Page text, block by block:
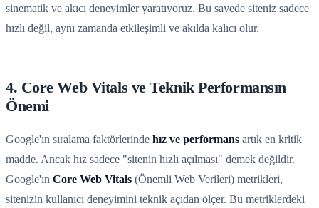
sinematik ve akıcı deneyimler yaratıyoruz. Bu sayede siteniz sadece
hızlı değil, aynı zamanda etkileşimli ve akılda kalıcı olur.
4. Core Web Vitals ve Teknik Performansın
Önemi
Google'ın sıralama faktörlerinde hız ve performans artık en kritik
madde. Ancak hız sadece "sitenin hızlı açılması" demek değildir.
Google'ın Core Web Vitals (Önemli Web Verileri) metrikleri,
sitenizin kullanıcı deneyimini teknik açıdan ölçer. Bu metriklerdeki